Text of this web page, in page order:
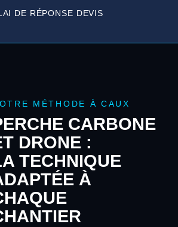
DE RÉPONSE DEVIS
MÉTHODE À CAUX
CARBONE
DRONE :
TECHNIQUE
À